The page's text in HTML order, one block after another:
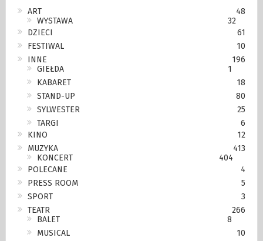
ART
48
WYSTAWA
32
DZIECI
61
FESTIWAL
10
INNE
196
GIEŁDA
1
KABARET
18
STAND-UP
80
SYLWESTER
25
TARGI
6
KINO
12
MUZYKA
413
KONCERT
404
POLECANE
4
PRESS ROOM
5
SPORT
3
TEATR
266
BALET
8
MUSICAL
10